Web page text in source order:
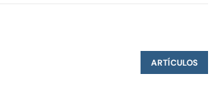
ARTÍCULOS